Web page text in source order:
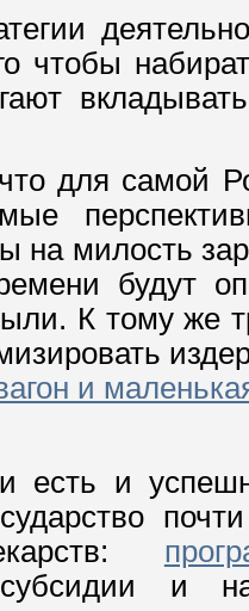
чтобы
для самой
на милость
будут
К тому же
и
есть и
субсидии и